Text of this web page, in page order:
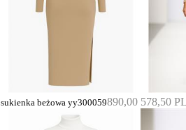
sukienka beżowa yy300059890,00 578,50